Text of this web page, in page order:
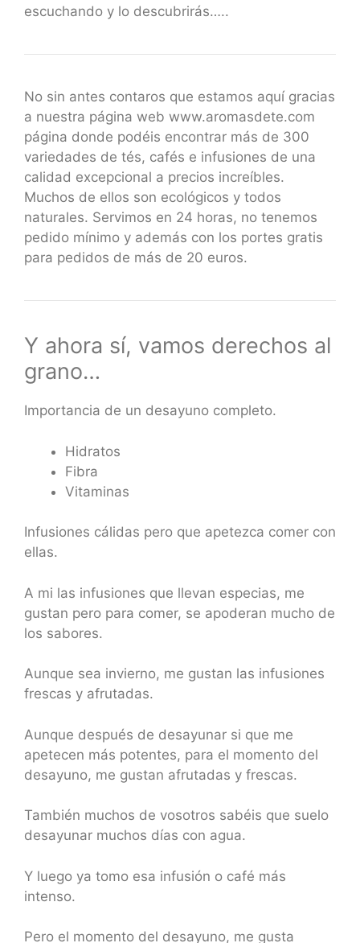
escuchando y lo descubrirás…..
No sin antes contaros que estamos aquí gracias
a nuestra página web www.aromasdete.com
página donde podéis encontrar más de 300
variedades de tés, cafés e infusiones de una
calidad excepcional a precios increíbles.
Muchos de ellos son ecológicos y todos
naturales. Servimos en 24 horas, no tenemos
pedido mínimo y además con los portes gratis
para pedidos de más de 20 euros.
Y ahora sí, vamos derechos al
grano…
Importancia de un desayuno completo.
Hidratos
Fibra
Vitaminas
Infusiones cálidas pero que apetezca comer con
ellas.
A mi las infusiones que llevan especias, me
gustan pero para comer, se apoderan mucho de
los sabores.
Aunque sea invierno, me gustan las infusiones
frescas y afrutadas.
Aunque después de desayunar si que me
apetecen más potentes, para el momento del
desayuno, me gustan afrutadas y frescas.
También muchos de vosotros sabéis que suelo
desayunar muchos días con agua.
Y luego ya tomo esa infusión o café más
intenso.
Pero el momento del desayuno, me gusta